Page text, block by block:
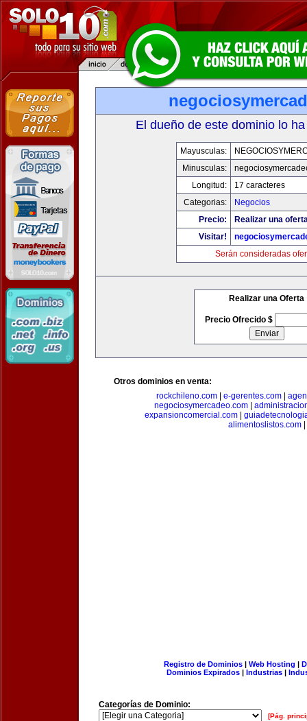
El dueño de este dominio lo
Mayusculas:
Minusculas:
Longitud:
17 caracteres
Categorias:
Negocios
Precio:
Realizar una
Visitar!
Serán consideradas
Realizar una Oferta
Precio Ofrecido $
Otros dominios en venta:
rockchileno.com| e-gerentes.com|
negociosymercadeo.com|
expansioncomercial.com|
alimentoslistos.com|
Registro de Dominios| Web Hosting |
Dominios Expirados | Industrias |
Categorías de Dominio:
[Pág.